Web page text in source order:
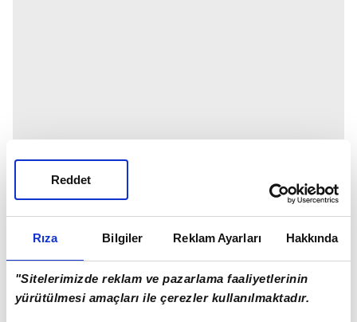
Rıza Bilgiler Reklam Ayarları Hakkında
"Sitelerimizde reklam ve pazarlama faaliyetlerinin
yürütülmesi amaçları ile çerezler kullanılmaktadır.
Reddet